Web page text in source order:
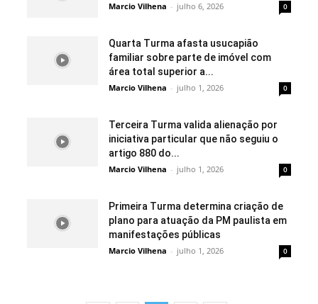
Marcio Vilhena - julho 6, 2026 0
Quarta Turma afasta usucapião
familiar sobre parte de imóvel com
área total superior a...
Marcio Vilhena - julho 1, 2026 0
Terceira Turma valida alienação por
iniciativa particular que não seguiu o
artigo 880 do...
Marcio Vilhena - julho 1, 2026 0
Primeira Turma determina criação de
plano para atuação da PM paulista em
manifestações públicas
Marcio Vilhena - julho 1, 2026 0